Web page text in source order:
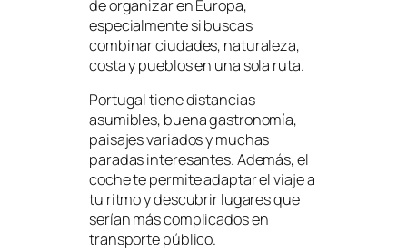
de organizar en Europa,
especialmente si buscas
combinar ciudades, naturaleza,
costa y pueblos en una sola ruta.
Portugal tiene distancias
asumibles, buena gastronomía,
paisajes variados y muchas
paradas interesantes. Además, el
coche te permite adaptar el viaje a
tu ritmo y descubrir lugares que
serían más complicados en
transporte público.